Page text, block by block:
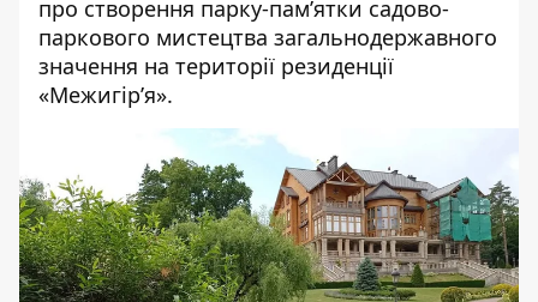
про створення парку-пам’ятки садово-
паркового мистецтва загальнодержавного
значення на території резиденції
«Межигір’я».